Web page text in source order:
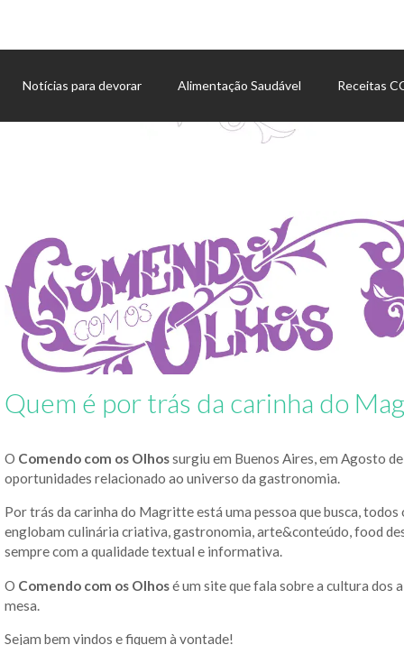
Notícias para devorar Alimentação Saudável Receitas
Quem é por trás da carinha do
O Comendo com os Olhossurgiu em Buenos Aires, em Agosto
oportunidades relacionado ao universo da gastronomia.
Por trás da carinha do Magritte está uma pessoa que busca,
englobam culinária criativa, gastronomia, arte&conteúdo, food
sempre com a qualidade textual e informativa.
O Comendo com os Olhosé um site que fala sobre a cultura
mesa.
Sejam bem vindos e fiquem à vontade!